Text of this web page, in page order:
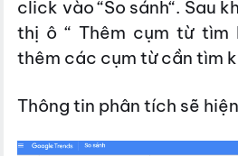
click vào “So sánh“. Sau
thị ô “ Thêm cụm từ tìm
thêm các cụm từ cần tìm
Thông tin phân tích sẽ